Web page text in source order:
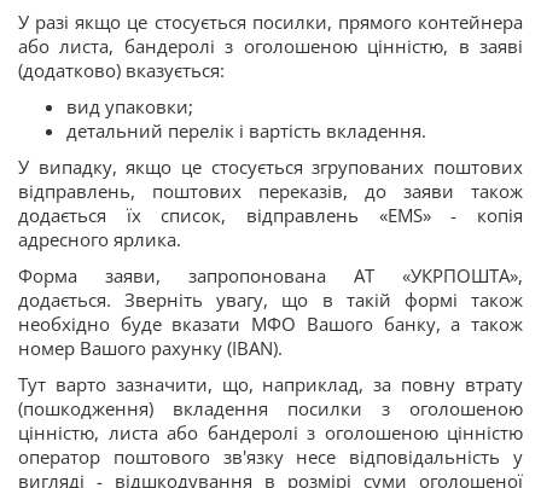
У разі якщо це стосується посилки, прямого контейнера
або листа, бандеролі з оголошеною цінністю, в заяві
(додатково) вказується:
вид упаковки;
детальний перелік і вартість вкладення.
У випадку, якщо це стосується згрупованих поштових
відправлень, поштових переказів, до заяви також
додається їх список, відправлень «EMS» - копія
адресного ярлика.
Форма заяви, запропонована АТ «УКРПОШТА»,
додається. Зверніть увагу, що в такій формі також
необхідно буде вказати МФО Вашого банку, а також
номер Вашого рахунку (IBAN).
Тут варто зазначити, що, наприклад, за повну втрату
(пошкодження) вкладення посилки з оголошеною
цінністю, листа або бандеролі з оголошеною цінністю
оператор поштового зв'язку несе відповідальність у
вигляді - відшкодування в розмірі суми оголошеної